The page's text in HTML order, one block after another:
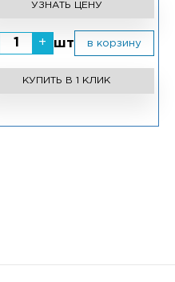
УЗНАТЬ ЦЕНУ
+ шт в корзину
КУПИТЬ В 1 КЛИК